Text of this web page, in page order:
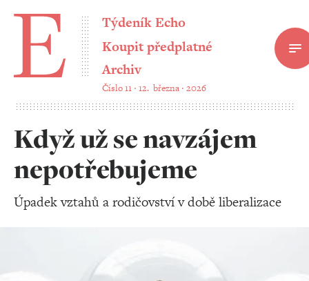
Týdeník Echo
Koupit předplatné
Archiv
Číslo 11 ‧ 12. března ‧ 2026
Když už se navzájem
nepotřebujeme
Úpadek vztahů a rodičovství v době liberalizace